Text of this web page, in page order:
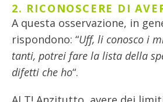
2. RICONOSCERE DI
A questa osservazione, in
rispondono: “Uff, li conosco i
tanti, potrei fare la lista della
difetti che ho“.